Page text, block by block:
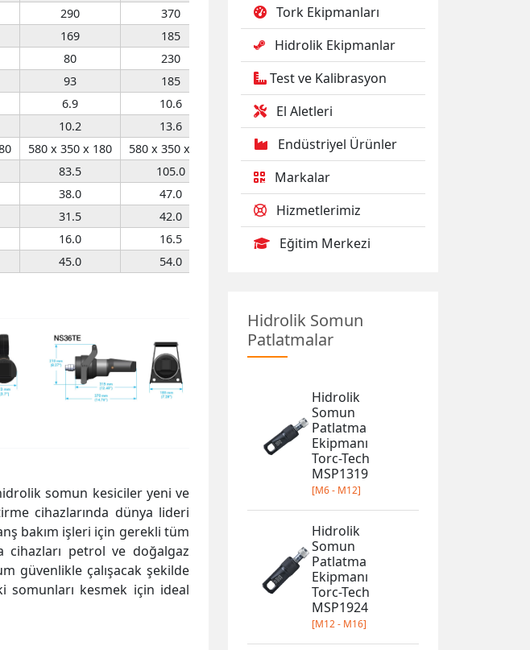
290
370
169
185
80
230
93
185
6.9
10.6
10.2
13.6
580 x 350 x 180
580 x 350 x 180
83.5
105.0
38.0
47.0
31.5
42.0
16.0
16.5
45.0 54.0
somun kesiciler yeni ve
cihazlarında dünya lideri
bakım işleri için gerekli tüm
cihazları petrol ve doğalgaz
güvenlikle çalışacak şekilde
somunları kesmek için ideal
Tork Ekipmanları
Hidrolik Ekipmanlar
Test ve Kalibrasyon
El Aletleri
Endüstriyel Ürünler
Markalar
Hizmetlerimiz
Eğitim Merkezi
Hidrolik Somun
Patlatmalar
Hidrolik
Somun
Patlatma
Ekipmanı
Torc-Tech
MSP1319
[M6 - M12]
Hidrolik
Somun
Patlatma
Ekipmanı
Torc-Tech
MSP1924
[M12 - M16]